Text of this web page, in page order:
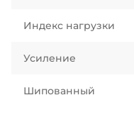
Индекс нагрузки
Усиление
Шипованный